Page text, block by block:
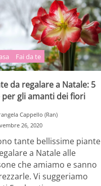
Fai da te
da regalare a Natale: 5
per gli amanti dei fiori
Cappello (Ran)
26, 2020
tante bellissime piante
a Natale alle
che amiamo e sanno
Vi suggeriamo